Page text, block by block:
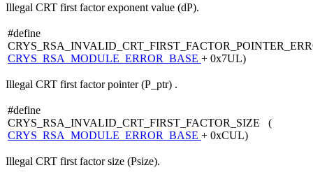
Illegal CRT first factor exponent value (dP).
#define
CRYS_RSA_MODULE_ERROR_BASE + 0x7UL)
Illegal CRT first factor pointer (P_ptr) .
#define
CRYS_RSA_INVALID_CRT_FIRST_FACTOR_SIZE (
CRYS_RSA_MODULE_ERROR_BASE + 0xCUL)
Illegal CRT first factor size (Psize).